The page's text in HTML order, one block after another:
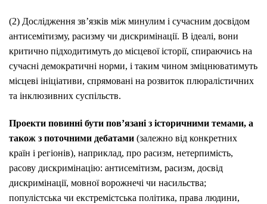
(2) Дослідження зв’язків між минулим і сучасним досвідом
антисемітизму, расизму чи дискримінації. В ідеалі, вони
критично підходитимуть до місцевої історії, спираючись на
сучасні демократичні норми, і таким чином зміцнюватимуть
місцеві ініціативи, спрямовані на розвиток плюралістичних
та інклюзивних суспільств.
Проекти повинні бути пов’язані з історичними темами, а
також з поточними дебатами (залежно від конкретних
країн і регіонів), наприклад, про расизм, нетерпимість,
расову дискримінацію: антисемітизм, расизм, досвід
дискримінації, мовної ворожнечі чи насильства;
популістська чи екстремістська політика, права людини,